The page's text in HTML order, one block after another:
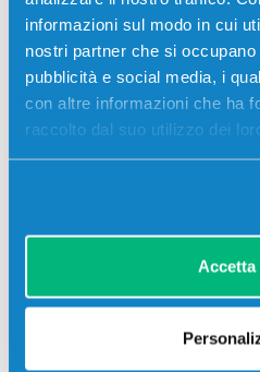
informazioni sul modo in cui
nostri partner che si occupano
pubblicità e social media, i
con altre informazioni che ha
raccolto dal suo utilizzo dei
Accetta
LexmarkMS823DN